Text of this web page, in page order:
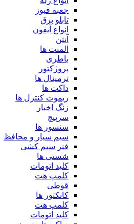
جعبه فیوز
تابلو برق
انواع آیفون
آنتن
المنت ها
باطری
پروژکتور
ترمینال ها
داکت ها
ریموت کنترل ها
زنگ اخبار
سرپیچ
سنسور ها
سیم سیار و محافظ
فنر سیم کشی
شستی ها
کلید اتومات
کلمپ هت
قوطی
کانکتور ها
کلمپ هت
کلید اتومات